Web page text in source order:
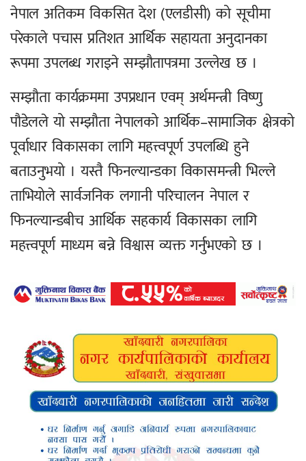
नेपाल अतिकम विकसित देश (एलडीसी) को सूचीमा
परेकाले पचास प्रतिशत आर्थिक सहायता अनुदानका
रूपमा उपलब्ध गराइने सम्झौतापत्रमा उल्लेख छ ।
सम्झौता कार्यक्रममा उपप्रधान एवम् अर्थमन्त्री विष्णु
पौडेलले यो सम्झौता नेपालको आर्थिक–सामाजिक क्षेत्रको
पूर्वाधार विकासका लागि महत्त्वपूर्ण उपलब्धि हुने
बताउनुभयो । यस्तै फिनल्यान्डका विकासमन्त्री भिल्ले
ताभियोले सार्वजनिक लगानी परिचालन नेपाल र
फिनल्यान्डबीच आर्थिक सहकार्य विकासका लागि
महत्त्वपूर्ण माध्यम बन्ने विश्वास व्यक्त गर्नुभएको छ ।